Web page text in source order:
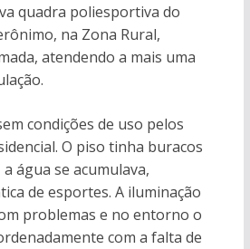
quadra poliesportiva do
na Zona Rural,
atendendo a mais uma
condições de uso pelos
O piso tinha buracos
água se acumulava,
de esportes. A iluminação
problemas e no entorno o
com a falta de